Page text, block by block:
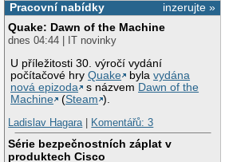
inzerujte »
Pracovní nabídky
Quake: Dawn of the Machine
dnes 04:44 | IT novinky
U příležitosti 30. výročí vydání
počítačové hryQuake bylavydána
nová epizoda
s názvem Dawn of the
Machine
(Steam ).
Ladislav Hagara| Komentářů: 3
Série bezpečnostních záplat v
produktech Cisco